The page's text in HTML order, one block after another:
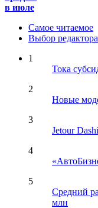
в июле
Самое читаемое
Выбор редактора
1
Тока
2
Новые
3
Jetour
4
5
Средний
млн